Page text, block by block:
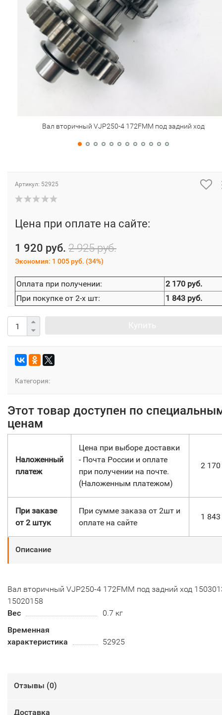
Вал вторичный VJP250-4 172FMM под задний ход
Артикул: 52925
Цена при оплате на сайте:
1 920 руб. 2 925 руб.
Экономия: 1 005 руб. (34%)
Оплата при получении:
2 170 руб.
При покупке от 2-х шт:
1 843 руб.
Категория:
Этот товар доступен по
ценам
Наложенный
платеж
Цена при выборе доставки
- Почта России и оплате
при получении на почте.
(Наложенным платежом)
2 170
При заказе
от 2 штук
При сумме заказа от 2шт и
оплате на сайте
1 843
Описание
Вал вторичный VJP250-4 172FMM под задний ход
15020158
Вес
0.7 кг
Временная
характеристика
52925
Отзывы (0)
Доставка